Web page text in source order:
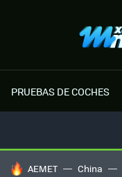
PRUEBAS DE COCHES
HOY SE HABLA DE
AEMET China